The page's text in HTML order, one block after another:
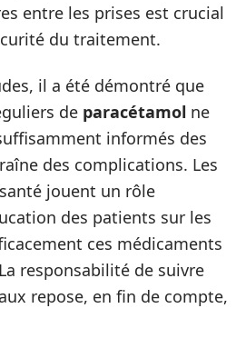
entre les prises est crucial
du traitement.
il a été démontré que
de paracétamol ne
informés des
des complications. Les
jouent un rôle
des patients sur les
ces médicaments
responsabilité de suivre
repose, en fin de compte,